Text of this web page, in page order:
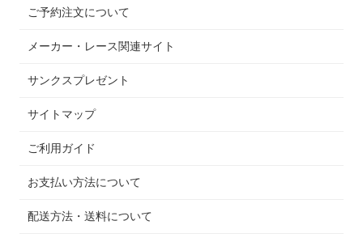
ご予約注文について
メーカー・レース関連サイト
サンクスプレゼント
サイトマップ
ご利用ガイド
お支払い方法について
配送方法・送料について